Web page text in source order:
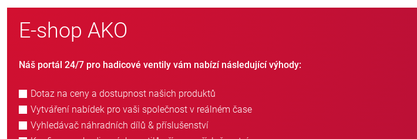
E-shop AKO
Náš portál 24/7 pro hadicové ventily vám nabízí následující výhody:
Dotaz na ceny a dostupnost našich produktů
Vytváření nabídek pro vaši společnost v reálném čase
Vyhledávač náhradních dílů & příslušenství